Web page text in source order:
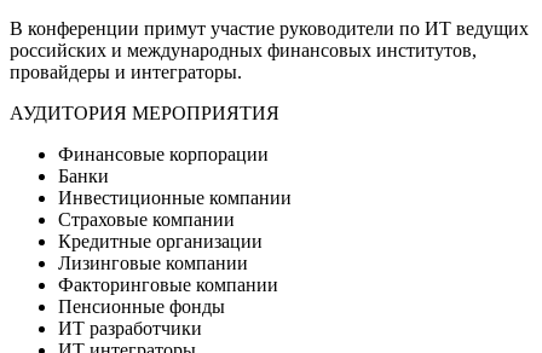
В конференции примут участие руководители по ИТ ведущих
российских и международных финансовых институтов,
провайдеры и интеграторы.
АУДИТОРИЯ МЕРОПРИЯТИЯ
Финансовые корпорации
Банки
Инвестиционные компании
Страховые компании
Кредитные организации
Лизинговые компании
Факторинговые компании
Пенсионные фонды
ИТ разработчики